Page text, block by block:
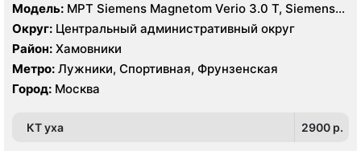
Модель: МРТ Siemens Magnetom Verio 3.0 T, Siemens
Magnetom Aera 1.5 Т, КТ Canon Aquilion One 640
срезов, УЗИ
Округ: Центральный административный округ
Район: Хамовники
Метро: Лужники, Спортивная, Фрунзенская
Город: Москва
КТ уха 2900 p.